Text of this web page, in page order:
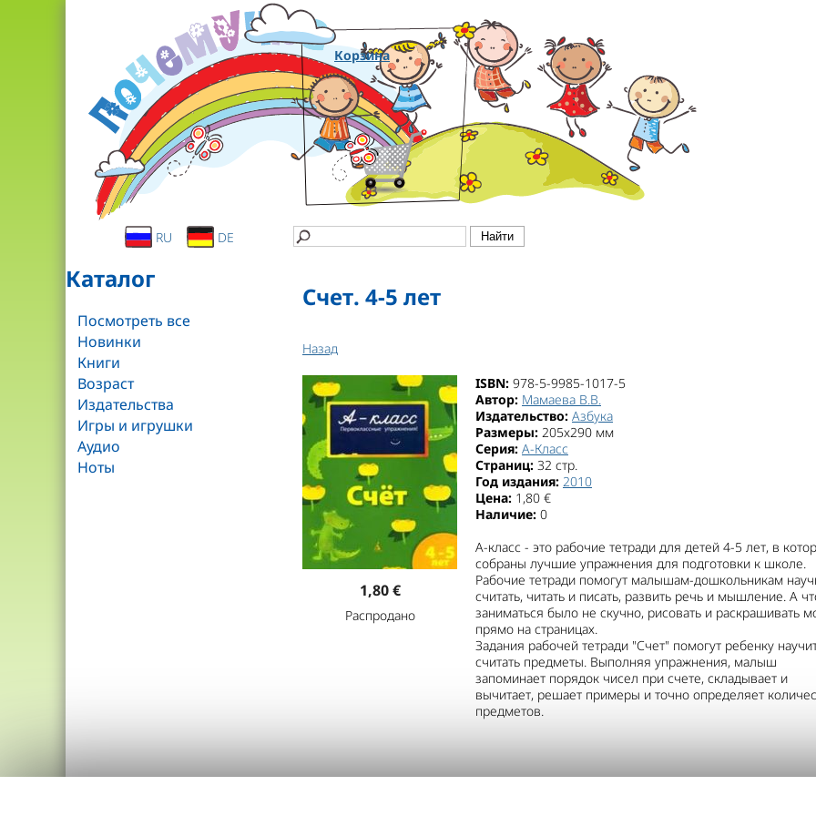
Корзина
RU DE
Каталог
Посмотреть все
Новинки
Книги
Возраст
Издательства
Игры и игрушки
Аудио
Ноты
Счет. 4-5 лет
Назад
1,80 €
Распродано
ISBN: 978-5-9985-1017-5
Автор: Мамаева В.В.
Издательство: Азбука
Размеры: 205x290 мм
Серия: А-Класс
Страниц: 32 стр.
Год издания: 2010
Цена: 1,80 €
Наличие: 0
А-класс - это рабочие тетради для детей 4-5 лет, в
собраны лучшие упражнения для подготовки к школе.
Рабочие тетради помогут малышам-дошкольникам
считать, читать и писать, развить речь и мышление. А
заниматься было не скучно, рисовать и раскрашивать
прямо на страницах.
Задания рабочей тетради "Счет" помогут ребенку
считать предметы. Выполняя упражнения, малыш
запоминает порядок чисел при счете, складывает и
вычитает, решает примеры и точно определяет
предметов.